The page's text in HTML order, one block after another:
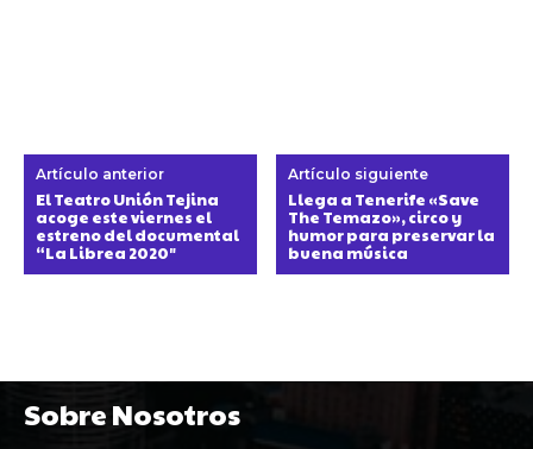
Artículo anterior
El Teatro Unión Tejina
acoge este viernes el
estreno del documental
“La Librea 2020″
Artículo siguiente
Llega a Tenerife «Save
The Temazo», circo y
humor para preservar la
buena música
Sobre Nosotros